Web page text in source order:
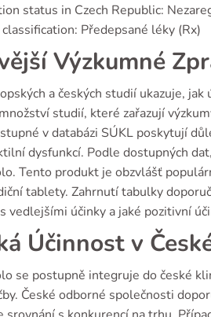
status in Czech Republic:
classification: Předepsané léky (Rx)
Výzkumné
a českých studií ukazuje,
studií, které zařazují
v databázi SÚKL poskytují
dysfunkcí. Podle dostupných
Tento produkt je obzvlášť
tablety. Zahrnutí tabulky
vedlejšími účinky a jaké pozitivní
Účinnost v
se postupně integruje do české
České odborné společnosti